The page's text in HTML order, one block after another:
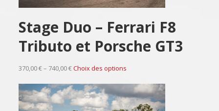
Stage Duo – Ferrari F8
Tributo et Porsche GT3
370,00 € – 740,00 €Choix des options